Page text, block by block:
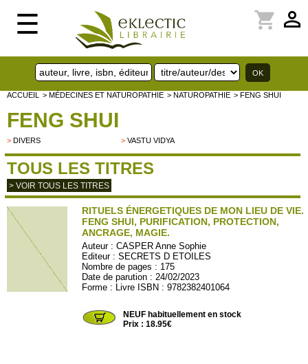
☰ perm_identity
shopping_cart
ACCUEIL > MÉDECINES ET NATUROPATHIE > NATUROPATHIE > FENG SHUI
FENG SHUI
> DIVERS >VASTU VIDYA
TOUS LES TITRES
> VOIR TOUS LES TITRES
RITUELS ÉNERGETIQUES DE MON LIEU DE VIE.
FENG SHUI, PURIFICATION, PROTECTION,
ANCRAGE, MAGIE.
Auteur :CASPER Anne Sophie
Editeur :SECRETS D ETOILES
Nombre de pages : 175
Date de parution : 24/02/2023
Forme : Livre ISBN : 9782382401064
NEUF habituellement en stock
Prix : 18.95€